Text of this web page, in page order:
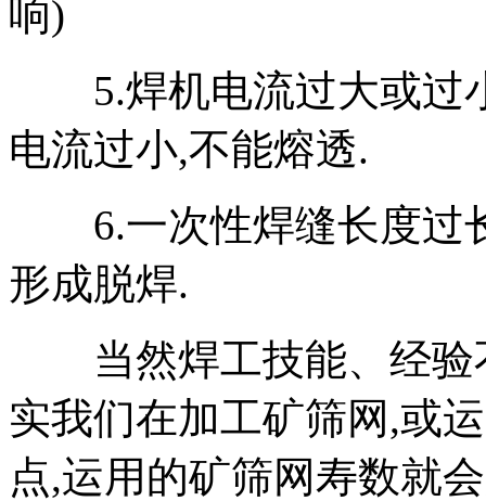
响)
5.焊机电流过大或过
电流过小,不能熔透.
6.一次性焊缝长度过
形成脱焊.
当然焊工技能、经验
实我们在加工矿筛网,或
点,运用的矿筛网寿数就